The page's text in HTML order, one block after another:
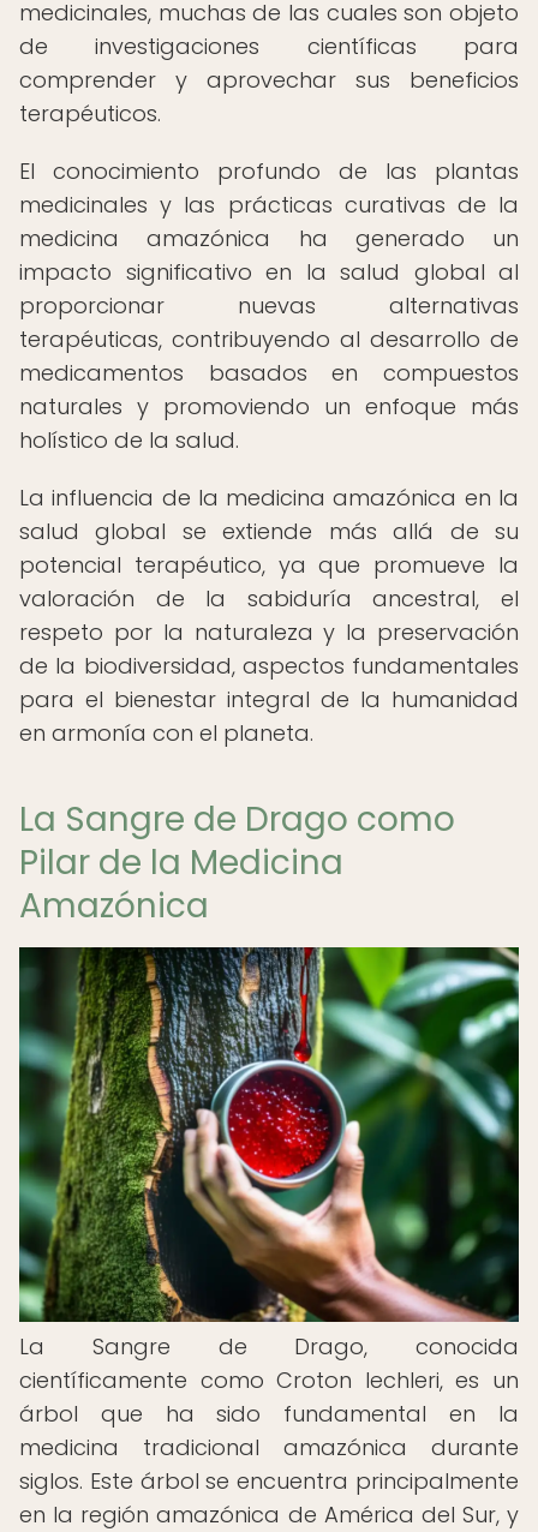
medicinales, muchas de las cuales son objeto
de investigaciones científicas para
comprender y aprovechar sus beneficios
terapéuticos.
El conocimiento profundo de las plantas
medicinales y las prácticas curativas de la
medicina amazónica ha generado un
impacto significativo en la salud global al
proporcionar nuevas alternativas
terapéuticas, contribuyendo al desarrollo de
medicamentos basados en compuestos
naturales y promoviendo un enfoque más
holístico de la salud.
La influencia de la medicina amazónica en la
salud global se extiende más allá de su
potencial terapéutico, ya que promueve la
valoración de la sabiduría ancestral, el
respeto por la naturaleza y la preservación
de la biodiversidad, aspectos fundamentales
para el bienestar integral de la humanidad
en armonía con el planeta.
La Sangre de Drago como
Pilar de la Medicina
Amazónica
La Sangre de Drago, conocida
científicamente como Croton lechleri, es un
árbol que ha sido fundamental en la
medicina tradicional amazónica durante
siglos. Este árbol se encuentra principalmente
en la región amazónica de América del Sur, y